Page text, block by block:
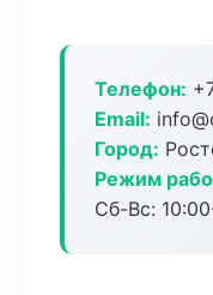
Телефон:
Email:
Город:
Режим
Сб-Вс: